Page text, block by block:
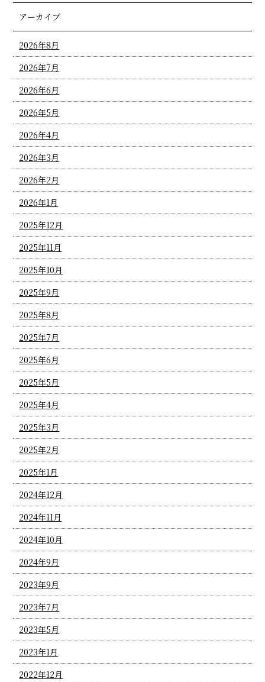
アーカイブ
2026年8月
2026年7月
2026年6月
2026年5月
2026年4月
2026年3月
2026年2月
2026年1月
2025年12月
2025年11月
2025年10月
2025年9月
2025年8月
2025年7月
2025年6月
2025年5月
2025年4月
2025年3月
2025年2月
2025年1月
2024年12月
2024年11月
2024年10月
2024年9月
2023年9月
2023年7月
2023年5月
2023年1月
2022年12月